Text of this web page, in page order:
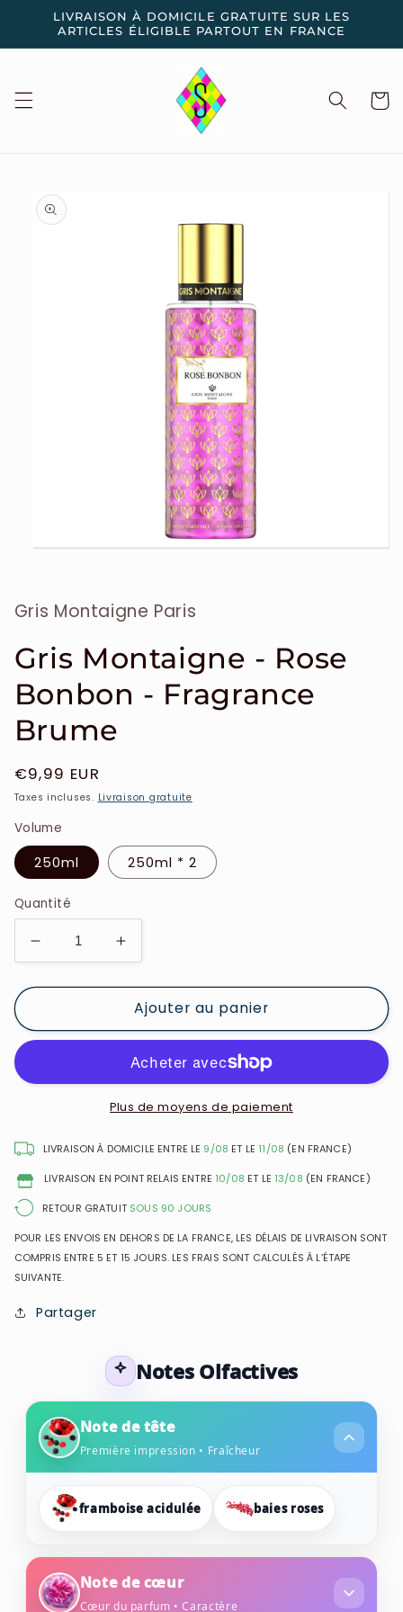
passer
contenu
LIVRAISON À DOMICILE GRATUITE SUR LES
ARTICLES ÉLIGIBLE PARTOUT EN FRANCE
Panier
Passer aux
informations
produits
dans
une
modale
Gris Montaigne Paris
Gris Montaigne - Rose
Bonbon - Fragrance
Brume
Prix
habituel
€9,99 EUR
Taxes incluses. Livraison gratuite
Volume
250ml 250ml * 2
Quantité
Réduire
la
quantité
Gris
Rose
Fragrance
Augmenter
la
quantité
de
Gris
Rose
Bonbon
Fragrance
Ajouter au panier
Plus de moyens de paiement
LIVRAISON À DOMICILE ENTRE LE 9/08 ET LE 11/08 (EN FRANCE)
LIVRAISON EN POINT RELAIS ENTRE 10/08 ET LE 13/08 (EN FRANCE)
RETOUR GRATUIT SOUS 90 JOURS
POUR LES ENVOIS EN DEHORS DE LA FRANCE, LES DÉLAIS DE LIVRAISON SONT
COMPRIS ENTRE 5 ET 15 JOURS. LES FRAIS SONT CALCULÉS À L’ÉTAPE
SUIVANTE.
Partager
Notes Olfactives
Note de tête
Première impression • Fraîcheur
framboise acidulée baies roses
Note de cœur
Cœur du parfum • Caractère